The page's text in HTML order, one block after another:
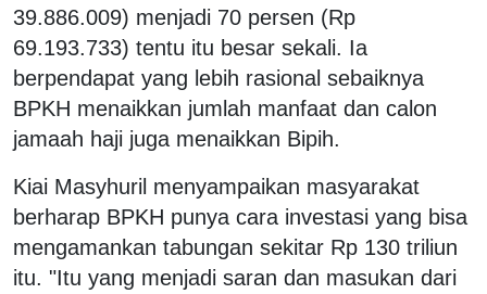
39.886.009) menjadi 70 persen (Rp
69.193.733) tentu itu besar sekali. Ia
berpendapat yang lebih rasional sebaiknya
BPKH menaikkan jumlah manfaat dan calon
jamaah haji juga menaikkan Bipih.
Kiai Masyhuril menyampaikan masyarakat
berharap BPKH punya cara investasi yang bisa
mengamankan tabungan sekitar Rp 130 triliun
itu. "Itu yang menjadi saran dan masukan dari